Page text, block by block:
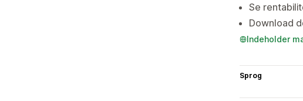
Se
Download
Indeholder
Sprog